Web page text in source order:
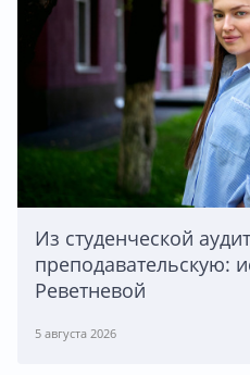
Из студенческой
преподавательскую:
Реветневой
5 августа 2026